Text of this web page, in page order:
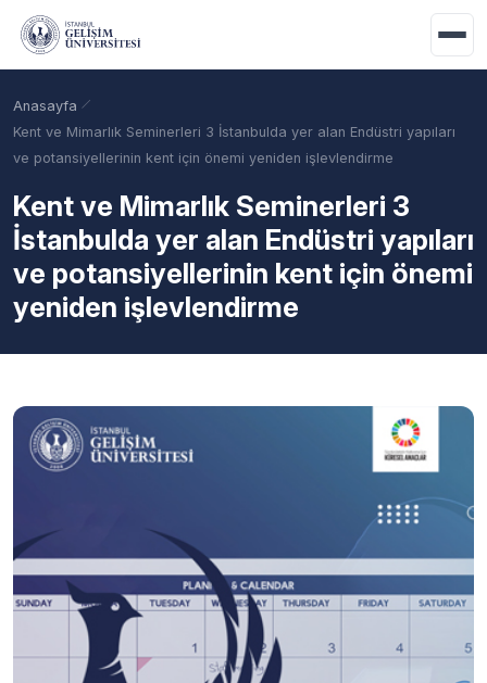
Ana içeriğe geç
Anasayfa
Kent ve Mimarlık Seminerleri 3 İstanbulda yer alan Endüstri yapıları
ve potansiyellerinin kent için önemi yeniden işlevlendirme
Kent ve Mimarlık Seminerleri 3
İstanbulda yer alan Endüstri yapıları
ve potansiyellerinin kent için önemi
yeniden işlevlendirme